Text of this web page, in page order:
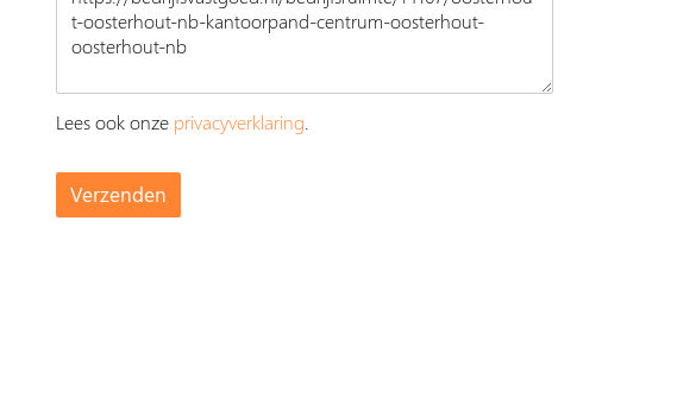
Lees ook onze privacyverklaring